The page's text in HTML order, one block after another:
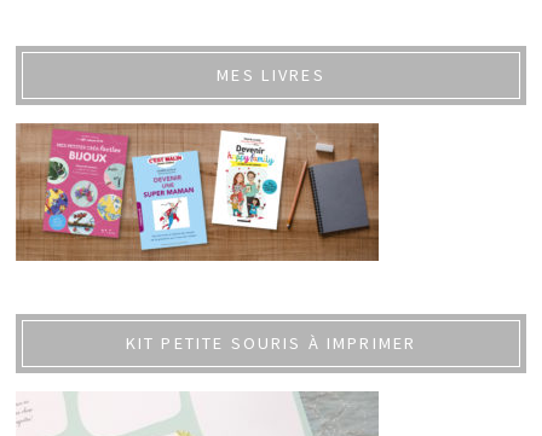
MES LIVRES
KIT PETITE SOURIS À IMPRIMER